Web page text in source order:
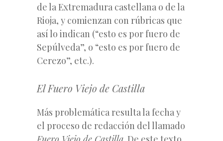
de la Extremadura castellana o de la
Rioja, y comienzan con rúbricas que
así lo indican (“esto es por fuero de
Sepúlveda”, o “esto es por fuero de
Cerezo”, etc.).
ElFuero Viejo de Castilla
Más problemática resulta la fecha y
el proceso de redacción del llamado